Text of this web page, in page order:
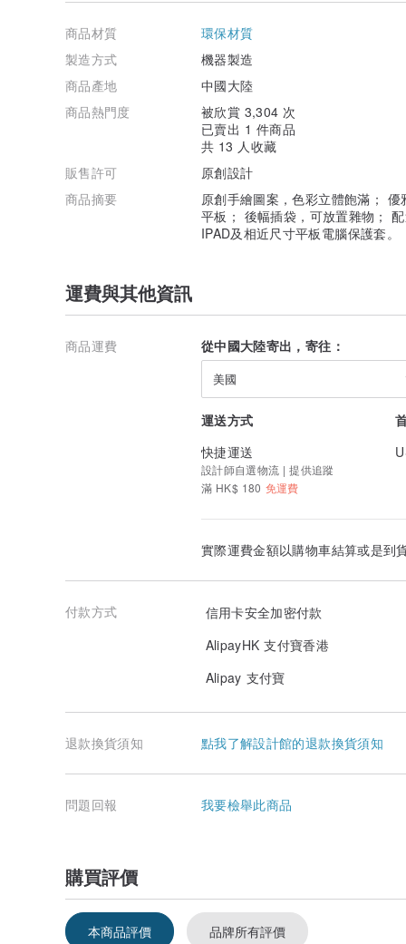
商品材質
環保材質
製造方式
機器製造
商品產地
中國大陸
商品熱門度
被欣賞 3,304 次
已賣出 1 件商品
共 13 人收藏
販售許可
原創設計
商品摘要
原創手繪圖案，色彩立體飽滿；
平板； 後幅插袋，可放置雜物；
IPAD及相近尺寸平板電腦保護套。
運費與其他資訊
商品運費 從中國大陸寄出，寄往：
美國
運送方式
快捷運送
設計師自選物流 | 提供追蹤
滿 HK$ 180 免運費
實際運費金額以購物車結算或是到
付款方式
信用卡安全加密付款
AlipayHK 支付寶香港
Alipay 支付寶
退款換貨須知 點我了解設計館的退款換貨須知
問題回報 我要檢舉此商品
購買評價
本商品評價 品牌所有評價